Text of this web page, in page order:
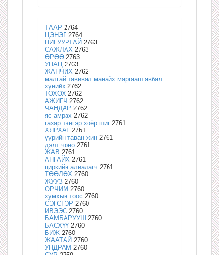
ТААР 2764
ЦЭНЭГ 2764
НИГУУРТАЙ 2763
САЖЛАХ 2763
ӨРӨӨ 2763
УНАЦ 2763
ЖАНЧИХ 2762
малгай тавивал манайх маргааш явбал
хүнийх 2762
ТОХОХ 2762
АЖИГЧ 2762
ЧАНДАР 2762
яс амрах 2762
газар тэнгэр хоёр шиг 2761
ХЯРХАГ 2761
үүрийн таван жин 2761
дэлт чоно 2761
ЖАВ 2761
АНГАЙХ 2761
циркийн алиалагч 2761
ТӨӨЛӨХ 2760
ЖУУЗ 2760
ОРЧИМ 2760
хумхын тоос 2760
СЭГСГЭР 2760
ИВЭЭС 2760
БАМБАРУУШ 2760
БАСХҮҮ 2760
БИЖ 2760
ЖААТАЙ 2760
УНДРАМ 2760